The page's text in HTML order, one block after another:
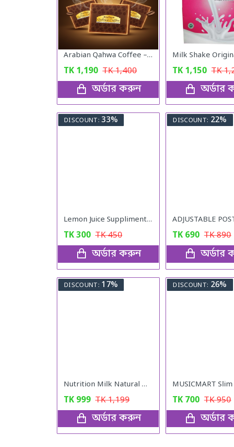
Arabian Qahwa Coffee – অরিজিনাল আরবীয় কফি
TK 1,190 TK1,400
অর্ডার করুন
TK 1,150 TK
অর্ডার
DISCOUNT: 33%
Lemon Juice Suppliment Weight Loss Lemon Juice 120g
TK300 TK450
অর্ডার করুন
DISCOUNT: 22%
TK 690 TK890
অর্ডার
DISCOUNT: 17%
Nutrition Milk Natural Weight Gain Formula
TK 999 TK1,199
অর্ডার করুন
DISCOUNT: 26%
MUSICMART
TK 700 TK950
অর্ডার